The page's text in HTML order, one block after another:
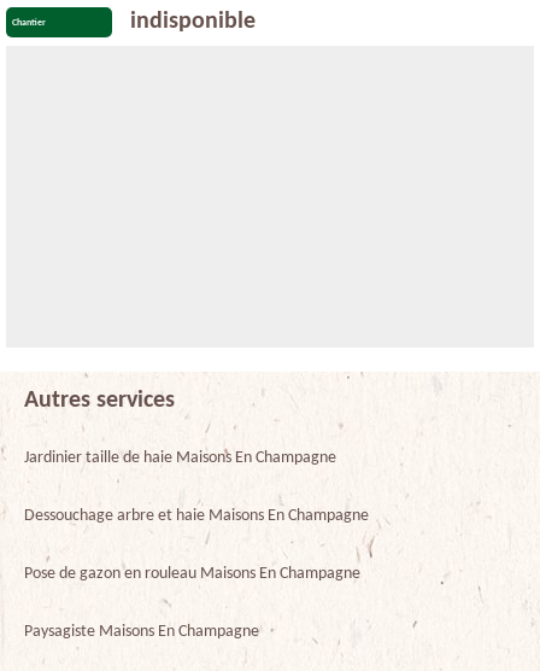
Chantier indisponible
Autres services
Jardinier taille de haie Maisons En Champagne
Dessouchage arbre et haie Maisons En Champagne
Pose de gazon en rouleau Maisons En Champagne
Paysagiste Maisons En Champagne